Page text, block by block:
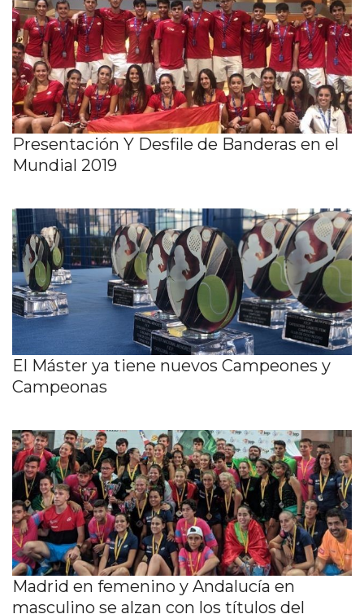
Presentación Y Desfile de Banderas en el
Mundial 2019
El Máster ya tiene nuevos Campeones y
Campeonas
Madrid en femenino y Andalucía en
masculino se alzan con los títulos del